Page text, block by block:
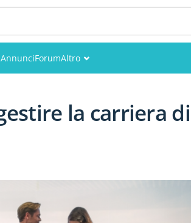
ForumAltro
Utenti
la carriera di